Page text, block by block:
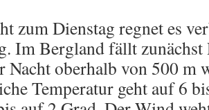
zum Dienstag regnet es
Im Bergland fällt zunächst
Nacht oberhalb von 500 m
Temperatur geht auf 6